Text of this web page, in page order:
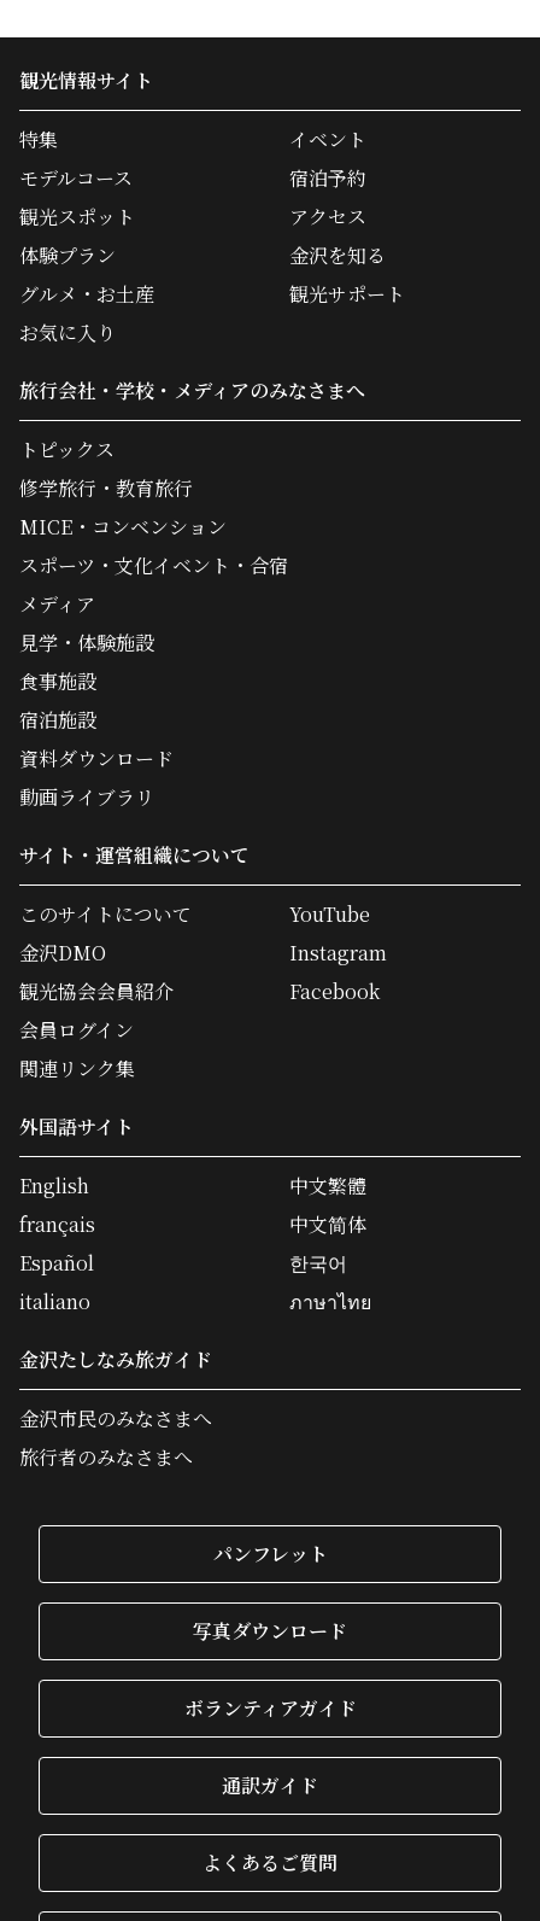
観光情報サイト
特集
モデルコース
観光スポット
体験プラン
グルメ・お土産
イベント
宿泊予約
アクセス
金沢を知る
観光サポート
お気に入り
旅行会社・学校・メディアのみなさまへ
トピックス
修学旅行・教育旅行
MICE・コンベンション
スポーツ・文化イベント・合宿
メディア
見学・体験施設
食事施設
宿泊施設
資料ダウンロード
動画ライブラリ
サイト・運営組織について
このサイトについて
金沢DMO
観光協会会員紹介
会員ログイン
関連リンク集
YouTube
Instagram
Facebook
外国語サイト
English
français
Español
italiano
中文繁體
中文简体
한국어
ภาษาไทย
金沢たしなみ旅ガイド
金沢市民のみなさまへ
旅行者のみなさまへ
パンフレット
写真ダウンロード
ボランティアガイド
通訳ガイド
よくあるご質問